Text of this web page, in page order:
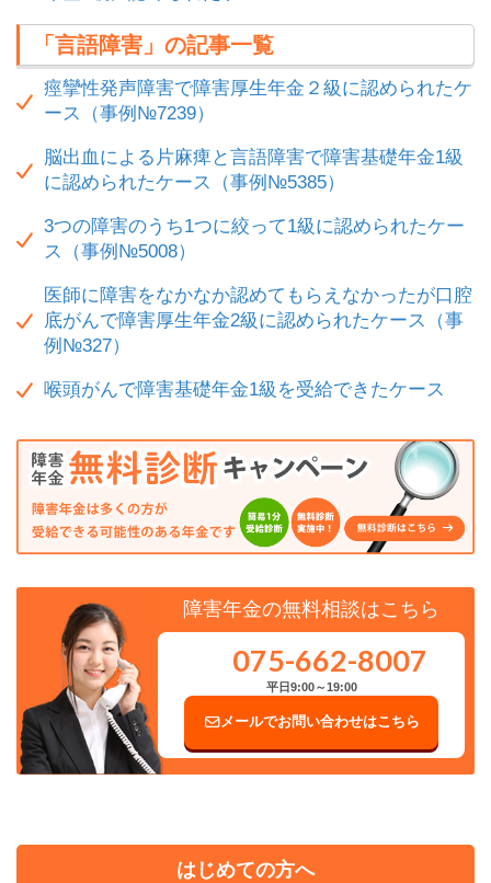
はじめての方へ
「言語障害」の記事一覧
痙攣性発声障害で障害厚生年金２級に認められたケ
ース（事例№7239）
脳出血による片麻痺と言語障害で障害基礎年金1級
に認められたケース（事例№5385）
3つの障害のうち1つに絞って1級に認められたケー
ス（事例№5008）
医師に障害をなかなか認めてもらえなかったが口腔
底がんで障害厚生年金2級に認められたケース（事
例№327）
喉頭がんで障害基礎年金1級を受給できたケース
障害年金の無料相談はこちら
075-662-8007
平日9:00～19:00
メールでお問い合わせはこちら